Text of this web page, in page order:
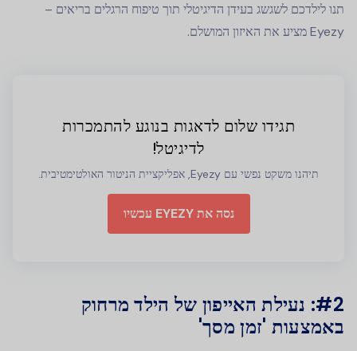
תנו לילדכם לשגשג בעידן הדיגיטלי תוך טיפוח הרגלים בריאים –
Eyezy מציע את האיזון המושלם.
תגידו שלום לדאגות בנוגע להתמכרות
לדיגיטל!
תיהנו משקט נפשי עם Eyezy, אפליקציית הניטור האולטימטיבית.
נסה את EYEZY עכשיו
#2: נעילת האייפון של הילד מרחוק
באמצעות 'זמן מסך'